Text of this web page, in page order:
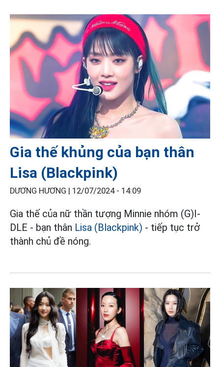
Gia thế khủng của bạn thân
Lisa (Blackpink)
DƯƠNG HƯƠNG | 12/07/2024 - 14:09
Gia thế của nữ thần tượng Minnie nhóm (G)I-
DLE - bạn thân Lisa (Blackpink) - tiếp tục trở
thành chủ đề nóng.